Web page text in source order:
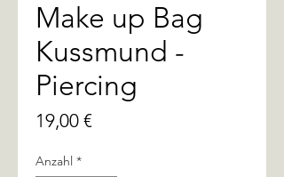
Make up Bag
Kussmund -
Piercing
19,00 €Preis
Anzahl *